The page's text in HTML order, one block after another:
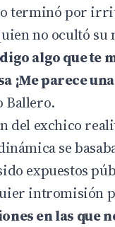
terminó por
no ocultó su
algo que te
¡Me parece
Ballero.
del exchico
se
expuestos
intromisión
en las que